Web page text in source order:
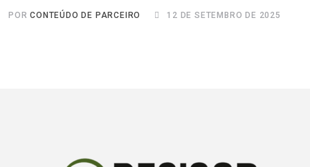
PORCONTEÚDO DE PARCEIRO 12 DE SETEMBRO DE 2025